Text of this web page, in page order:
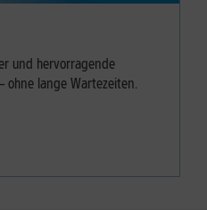
und hervorragende
ohne lange Wartezeiten.